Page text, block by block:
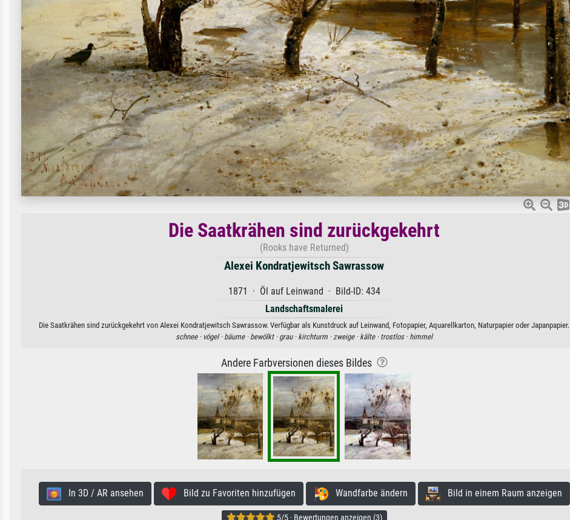
Die Saatkrähen sind zurückgekehrt
(Rooks have Returned)
Alexei Kondratjewitsch Sawrassow
1871 · Öl auf Leinwand · Bild-ID: 434
Landschaftsmalerei
Die Saatkrähen sind zurückgekehrt von Alexei Kondratjewitsch Sawrassow. Verfügbar als Kunstdruck auf Leinwand, Fotopapier, Aquarellkarton, Naturpapier oder Japanpapier.
schnee · vögel · bäume · bewölkt · grau · kirchturm ·zweige · kälte · trostlos · himmel
Andere Farbversionen dieses Bildes
In 3D / AR ansehen Bild zu Favoriten hinzufügen Wandfarbe ändern Bild in einem Raum anzeigen
5/5 · Bewertungen anzeigen (3)